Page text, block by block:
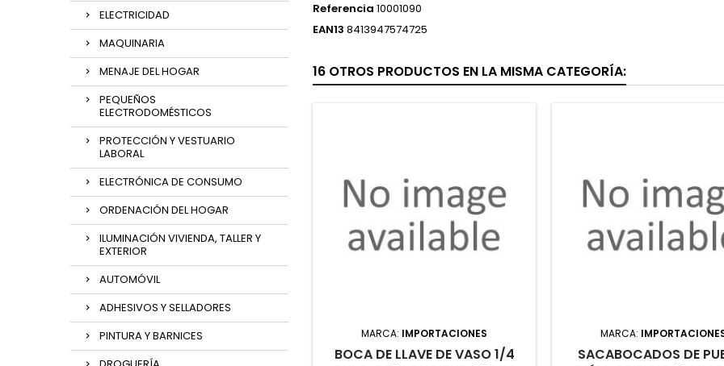
ELECTRICIDAD
MAQUINARIA
MENAJE DEL HOGAR
PEQUEÑOS
ELECTRODOMÉSTICOS
PROTECCIÓN Y VESTUARIO
LABORAL
ELECTRÓNICA DE CONSUMO
ORDENACIÓN DEL HOGAR
ILUMINACIÓN VIVIENDA, TALLER Y
EXTERIOR
AUTOMÓVIL
ADHESIVOS Y SELLADORES
PINTURA Y BARNICES
Referencia 10001090
EAN13 8413947574725
16 OTROS PRODUCTOS EN LA MISMA CATEGORÍA:
MARCA: IMPORTACIONES
BOCA DE LLAVE DE VASO 1/4
MARCA:
SACABOCADOS DE